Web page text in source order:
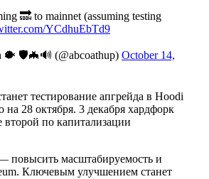
🔜 to mainnet (assuming testing
YCdhuEbTd9
🐡 🛡️🦇🔊 (@abcoathup) October 14,
тестирование апгрейда в Hoodi
28 октября. 3 декабря хардфорк
второй по капитализации
повысить масштабируемость и
Ключевым улучшением станет